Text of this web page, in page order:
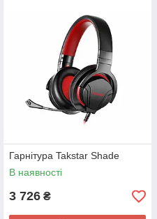
Гарнітура Takstar Shade
В наявності
3 726 ₴